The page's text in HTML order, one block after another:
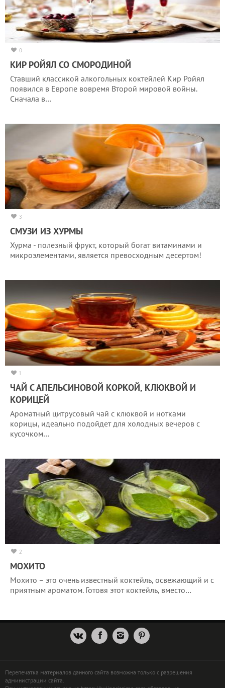
0
КИР РОЙЯЛ СО СМОРОДИНОЙ
Ставший классикой алкогольных коктейлей Кир Ройял
появился в Европе вовремя Второй мировой войны.
Сначала в…
3
СМУЗИ ИЗ ХУРМЫ
Хурма - полезный фрукт, который богат витаминами и
микроэлементами, является превосходным десертом!
1
ЧАЙ С АПЕЛЬСИНОВОЙ КОРКОЙ, КЛЮКВОЙ И
КОРИЦЕЙ
Ароматный цитрусовый чай с клюквой и нотками
корицы, идеально подойдет для холодных вечеров с
кусочком…
2
МОХИТО
Мохито – это очень известный коктейль, освежающий и с
приятным ароматом. Готовя этот коктейль, вместо…
Перепечатка материалов данного сайта возможна только с разрешения
администрации сайта.